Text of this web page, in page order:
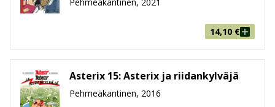
14,10 €
Asterix 15: Asterix ja riidankylväjä
Pehmeäkantinen, 2016